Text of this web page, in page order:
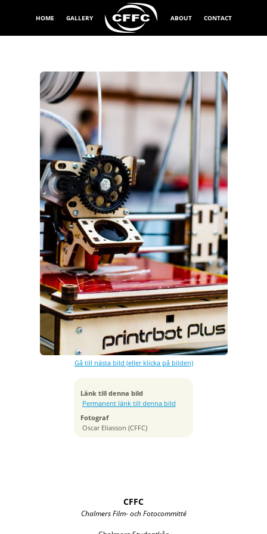
HOME GALLERY ABOUT CONTACT
Gå till nästa bild (eller klicka på bilden)
Länk till denna bild
Permanent länk till denna bild
Fotograf
Oscar Eliasson (CFFC)
Exponeringstid
1/160 sek
Bländare
f/2.8
Kamera
NIKON D7000
Tagen
ISO
100
Brännvidd
50 mm
CFFC
Chalmers Film- och Fotocommitté